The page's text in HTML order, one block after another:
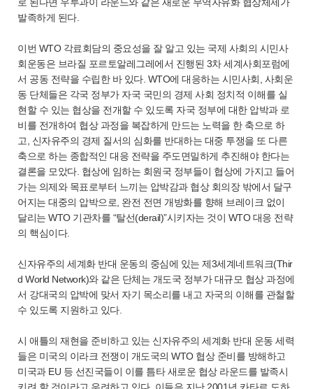
발족하게 된다.
이번 WTO 각료회담의 중요성을 잘 알고 있는 국제 사회의 시민사
회운동은 브라질 포르토알레그레에서 진행된 3차 세계사회포럼에
서 공동 전략을 수립한 바 있다. WTO에 대응하는 시민사회, 사회운
동 단체들은 각국 정부가 자국 국민의 경제 사회 정치적 이해를 실
현할 수 있는 협상을 전개할 수 있도록 자국 정부에 대한 압박과 로
비를 전개하여 협상 과정을 복잡하게 만드는 노력을 한 축으로 하
고, 신자유주의 경제 질서의 심화를 반대하는 대중 투쟁을 또 다른
축으로 하는 종합적인 대응 전략을 주도면밀하게 추진해야 한다는
결론을 모았다. 협상에 임하는 회원국 정부들이 협상에 가지고 들어
가는 의제와 목표로부터 느끼는 압박감과 협상 회의장 밖에서 달구
어지는 대중의 압박으로, 완전 전면 개방화를 향해 브레이크 없이
달리는 WTO 기관차를 “탈선(derail)”시키자는 것이 WTO 대응 전략
의 핵심이다.
신자유주의 세계화 반대 운동의 중심에 있는 제3세계네트워크(Thir
d World Network)와 같은 단체는 개도국 정부가 대규모 협상 과정에
서 강대국의 압박에 맞서 자기 목소리를 내고 자국의 이해를 관철할
수 있도록 지원하고 있다.
시 애틀의 재현을 준비하고 있는 신자유주의 세계화 반대 운동 세력
들은 미국의 이라크 전쟁이 개도국의 WTO 협상 준비를 방해하고
미국과 EU 등 선진국들이 이를 틈타 새로운 협상 라운드를 발족시